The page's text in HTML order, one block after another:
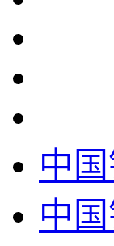
中
中